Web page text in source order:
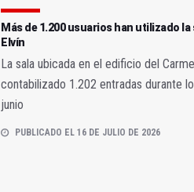
Más de 1.200 usuarios han utilizado
Elvín
La sala ubicada en el edificio del
contabilizado 1.202 entradas durante
junio
PUBLICADO EL 16 DE JULIO DE 2026